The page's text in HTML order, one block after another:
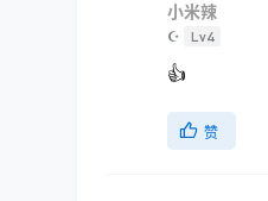
小米辣
☪ Lv4
👍
赞